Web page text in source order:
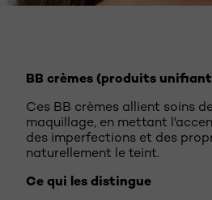
BB crèmes (produits
Ces BB crèmes allient soins
maquillage, en mettant
des imperfections et des
naturellement le teint.
Ce qui les distingue